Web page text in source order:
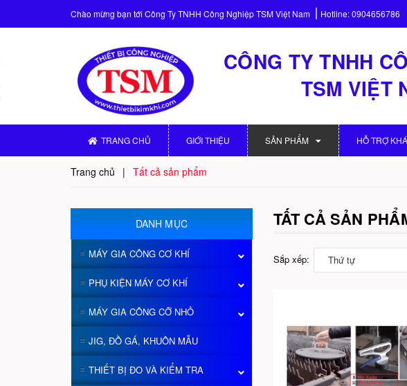
Chào mừng bạn tới Công Ty TNHH Công Nghiệp TSM Việt Nam Hotline:0904656786
CÔNG TY TNHH
TSM VIỆT
TRANG CHỦ GIỚI THIỆU SẢN PHẨM HỖ TRỢ
Trang chủ | Tất cả sản phẩm
TẤT CẢ SẢN
Sắp xếp: Thứ tự
DANH MỤC
MÁY GIA CÔNG CƠ KHÍ
PHỤ KIỆN MÁY CƠ KHÍ
MÁY GIA CÔNG CỠ NHỎ
JIG, ĐỒ GÁ, KHUÔN MẪU
THIẾT BỊ ĐO VÀ KIỂM TRA